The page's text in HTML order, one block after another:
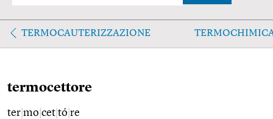
TERMOCAUTERIZZAZIONE
termocettore
ter mo cet tó re